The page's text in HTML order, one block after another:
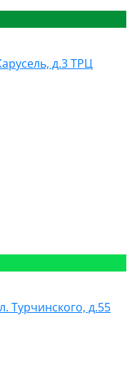
д.3 ТРЦ
Турчинского, д.55